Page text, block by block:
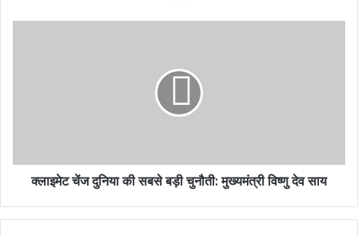
क्लाइमेट चेंज दुनिया की सबसे बड़ी चुनौती: मुख्यमंत्री विष्णु देव साय